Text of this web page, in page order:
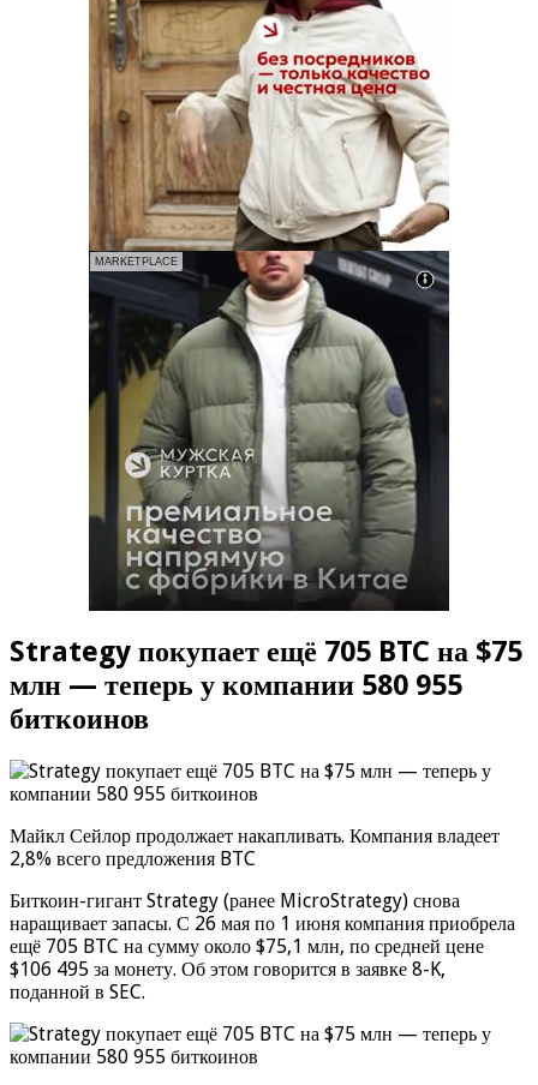
MARKETPLACE
Strategy покупает ещё 705 BTC на $75
млн — теперь у компании 580 955
биткоинов
Майкл Сейлор продолжает накапливать. Компания владеет
2,8% всего предложения BTC
Биткоин-гигант Strategy (ранее MicroStrategy) снова
наращивает запасы. С 26 мая по 1 июня компания приобрела
ещё 705 BTC на сумму около $75,1 млн, по средней цене
$106 495 за монету. Об этом говорится в заявке 8-K,
поданной в SEC.